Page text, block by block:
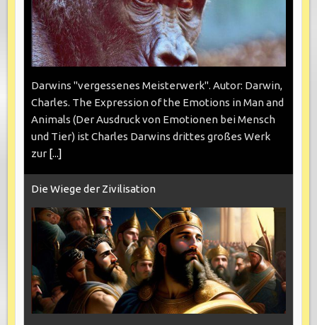
Darwins "vergessenes Meisterwerk". Autor: Darwin,
Charles. The Expression of the Emotions in Man and
Animals (Der Ausdruck von Emotionen bei Mensch
und Tier) ist Charles Darwins drittes großes Werk
zur [...]
Die Wiege der Zivilisation